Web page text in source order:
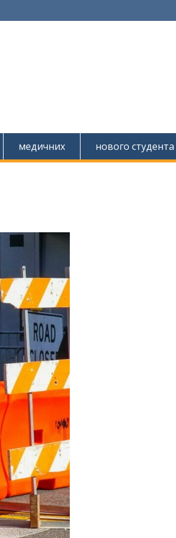
медичних нового студента